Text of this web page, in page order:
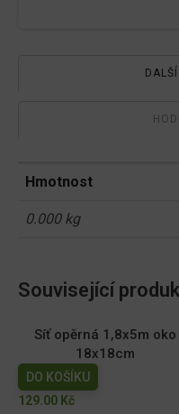
Hmotnost
0.000 kg
Související
Síť opěrná 1,8x5m oko
18x18cm
DO KOŠÍKU
129.00 Kč